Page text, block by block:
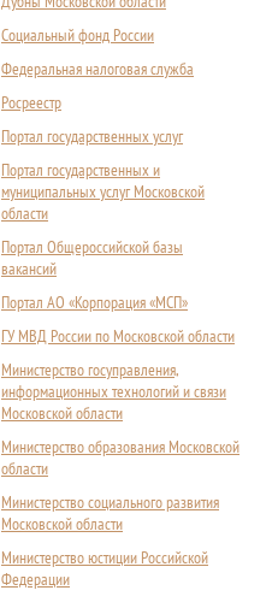
Социальный фонд России
Федеральная налоговая служба
Росреестр
Портал государственных услуг
Портал государственных и
муниципальных услуг Московской
области
Портал Общероссийской базы
вакансий
Портал АО «Корпорация «МСП»
ГУ МВД России по Московской области
Министерство госуправления,
информационных технологий и связи
Московской области
Министерство образования Московской
области
Министерство социального развития
Московской области
Министерство юстиции Российской
Федерации